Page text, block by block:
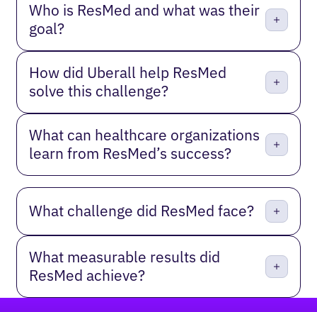
Who is ResMed and what was their
goal?
How did Uberall help ResMed
solve this challenge?
What can healthcare organizations
learn from ResMed’s success?
What challenge did ResMed face?
What measurable results did
ResMed achieve?